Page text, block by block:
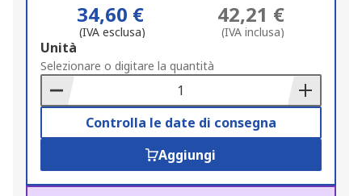
34,60 €
(IVA esclusa)
42,21 €
(IVA inclusa)
Add
to
Basket
Unità
Selezionare o digitare la quantità
Controlla le date di consegna
Aggiungi